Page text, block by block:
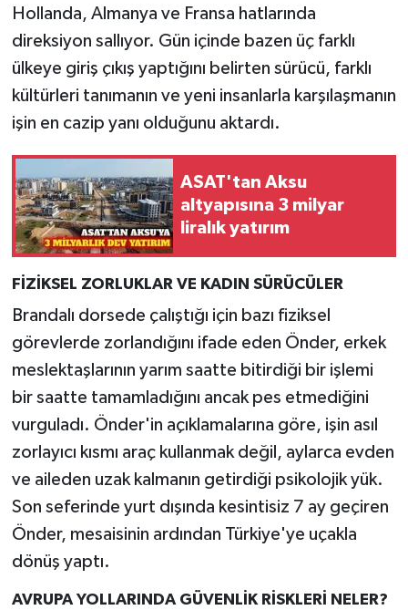
Hollanda, Almanya ve Fransa hatlarında
direksiyon sallıyor. Gün içinde bazen üç farklı
ülkeye giriş çıkış yaptığını belirten sürücü, farklı
kültürleri tanımanın ve yeni insanlarla karşılaşmanın
işin en cazip yanı olduğunu aktardı.
ASAT'tan Aksu
altyapısına 3 milyar
liralık yatırım
FİZİKSEL ZORLUKLAR VE KADIN SÜRÜCÜLER
Brandalı dorsede çalıştığı için bazı fiziksel
görevlerde zorlandığını ifade eden Önder, erkek
meslektaşlarının yarım saatte bitirdiği bir işlemi
bir saatte tamamladığını ancak pes etmediğini
vurguladı. Önder'in açıklamalarına göre, işin asıl
zorlayıcı kısmı araç kullanmak değil, aylarca evden
ve aileden uzak kalmanın getirdiği psikolojik yük.
Son seferinde yurt dışında kesintisiz 7 ay geçiren
Önder, mesaisinin ardından Türkiye'ye uçakla
dönüş yaptı.
AVRUPA YOLLARINDA GÜVENLİK RİSKLERİ NELER?